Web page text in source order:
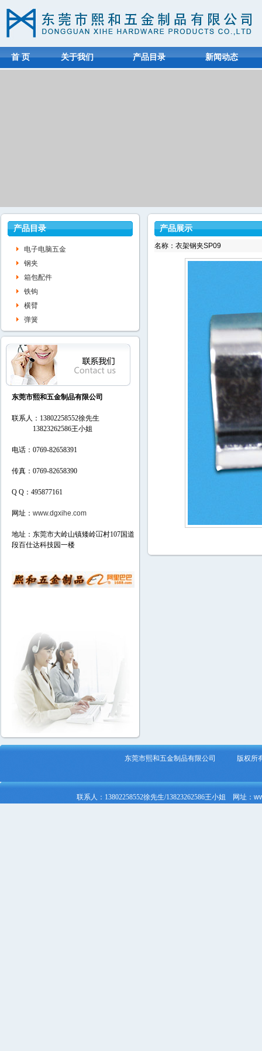
首 页 关于我们 产品目录 新闻动态
产品目录
电子电脑五金
钢夹
箱包配件
铁钩
横臂
弹簧
东莞市熙和五金制品有限公司
联系人：13802258552徐先生
13823262586王小姐
电话：0769-82658391
传真：0769-82658390
Q Q：495877161
网址： www.dgxihe.com
地址：东莞市大岭山镇矮岭冚村107国道
段百仕达科技园一楼
产品展示
名称：衣架钢夹SP09
东莞市熙和五金制品有限公司 版
联系人： 13802258552徐先生/13823262586王小姐 网址：